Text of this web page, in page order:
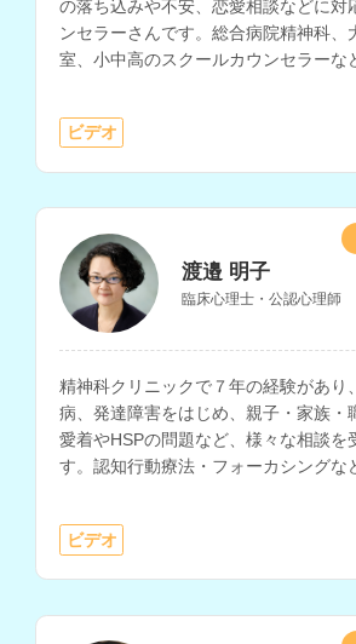
の落ち込みや不安、恋愛相談などに対
ンセラーさんです。総合病院精神科、
室、小中高のスクールカウンセラーな
り、子育てスキルやストレスマネジメ
ビデオ
渡邉 明子
臨床心理士・公認心理師
精神科クリニックで７年の経験があり
病、発達障害をはじめ、親子・家族・
愛着やHSPの問題など、様々な相談を
す。認知行動療法・フォーカシングな
自己理解を深めるサポートも行ってお
ビデオ